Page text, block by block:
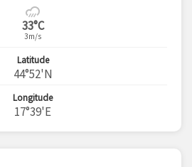
33°C
3m/s
Latitude
44°52'N
Longitude
17°39'E